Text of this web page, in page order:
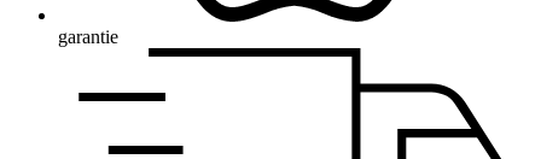
garantie